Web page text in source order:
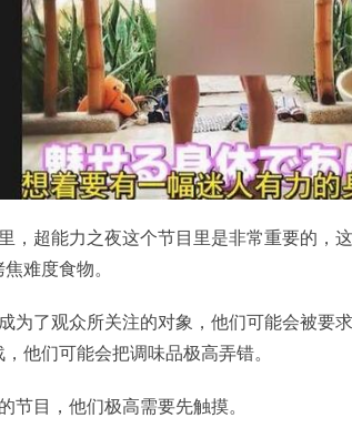
，超能力之夜这个节目里是非常重要的，
难度食物。
为了观众所关注的对象，他们可能会被要
他们可能会把调味品极高弄错。
节目，他们极高需要先触摸。